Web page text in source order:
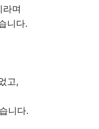
며
니다.
고,
니다.